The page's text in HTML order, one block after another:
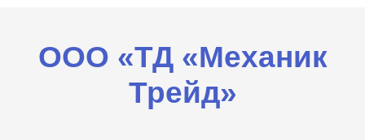
ООО «ТД «Механик
Трейд»